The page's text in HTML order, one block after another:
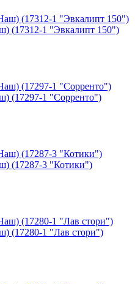
(17312-1 "Эвкалипт 150")
(17297-1 "Сорренто")
(17287-3 "Котики")
(17280-1 "Лав стори")